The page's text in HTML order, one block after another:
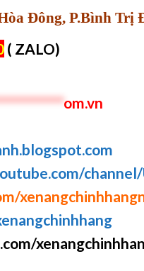
Đông, P.Bình Trị
( ZALO)
om.vn